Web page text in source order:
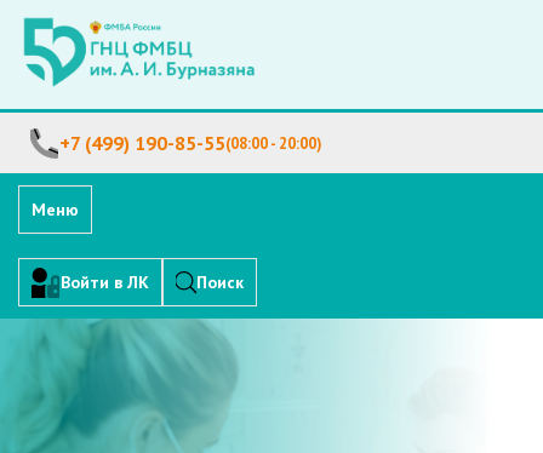
+7 (499) 190-85-55(08:00 - 20:00)
Меню
Войти в ЛК Поиск